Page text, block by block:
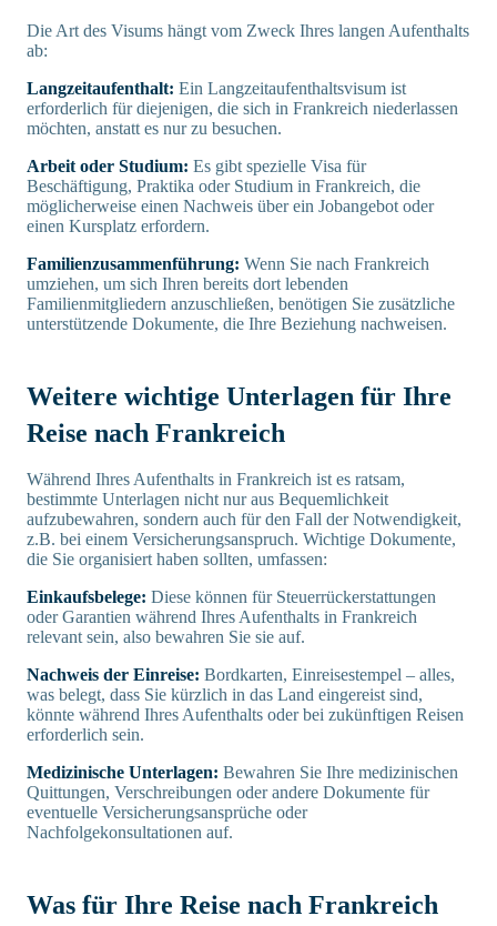
Die Art des Visums hängt vom Zweck Ihres langen Aufenthalts
ab:
Langzeitaufenthalt: Ein Langzeitaufenthaltsvisum ist
erforderlich für diejenigen, die sich in Frankreich niederlassen
möchten, anstatt es nur zu besuchen.
Arbeit oder Studium: Es gibt spezielle Visa für
Beschäftigung, Praktika oder Studium in Frankreich, die
möglicherweise einen Nachweis über ein Jobangebot oder
einen Kursplatz erfordern.
Familienzusammenführung: Wenn Sie nach Frankreich
umziehen, um sich Ihren bereits dort lebenden
Familienmitgliedern anzuschließen, benötigen Sie zusätzliche
unterstützende Dokumente, die Ihre Beziehung nachweisen.
Weitere wichtige Unterlagen für Ihre
Reise nach Frankreich
Während Ihres Aufenthalts in Frankreich ist es ratsam,
bestimmte Unterlagen nicht nur aus Bequemlichkeit
aufzubewahren, sondern auch für den Fall der Notwendigkeit,
z.B. bei einem Versicherungsanspruch. Wichtige Dokumente,
die Sie organisiert haben sollten, umfassen:
Einkaufsbelege: Diese können für Steuerrückerstattungen
oder Garantien während Ihres Aufenthalts in Frankreich
relevant sein, also bewahren Sie sie auf.
Nachweis der Einreise: Bordkarten, Einreisestempel – alles,
was belegt, dass Sie kürzlich in das Land eingereist sind,
könnte während Ihres Aufenthalts oder bei zukünftigen Reisen
erforderlich sein.
Medizinische Unterlagen: Bewahren Sie Ihre medizinischen
Quittungen, Verschreibungen oder andere Dokumente für
eventuelle Versicherungsansprüche oder
Nachfolgekonsultationen auf.
Was für Ihre Reise nach Frankreich